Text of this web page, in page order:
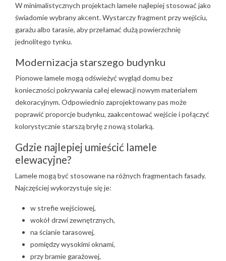
W minimalistycznych projektach lamele najlepiej stosować jako
świadomie wybrany akcent. Wystarczy fragment przy wejściu,
garażu albo tarasie, aby przełamać dużą powierzchnię
jednolitego tynku.
Modernizacja starszego budynku
Pionowe lamele mogą odświeżyć wygląd domu bez
konieczności pokrywania całej elewacji nowym materiałem
dekoracyjnym. Odpowiednio zaprojektowany pas może
poprawić proporcje budynku, zaakcentować wejście i połączyć
kolorystycznie starszą bryłę z nową stolarką.
Gdzie najlepiej umieścić lamele
elewacyjne?
Lamele mogą być stosowane na różnych fragmentach fasady.
Najczęściej wykorzystuje się je:
w strefie wejściowej,
wokół drzwi zewnętrznych,
na ścianie tarasowej,
pomiędzy wysokimi oknami,
przy bramie garażowej,